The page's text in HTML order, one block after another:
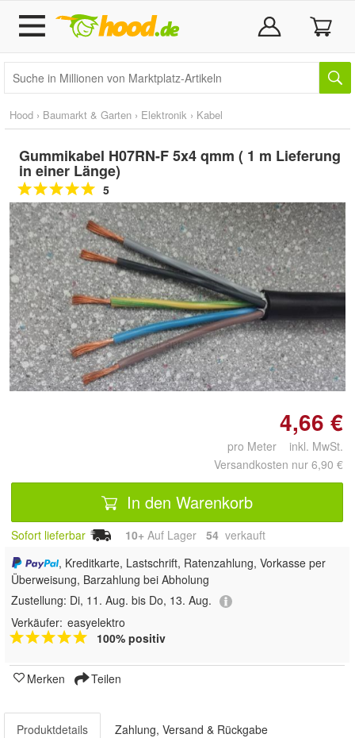
Hood › Baumarkt & Garten › Elektronik › Kabel
Gummikabel H07RN-F 5x4 qmm ( 1 m Lieferung
in einer Länge)
5
Doppelt antippen zum
vergrößern
4,66 €
pro Meter inkl. MwSt.
Versandkosten nur 6,90 €
In den Warenkorb
Sofort lieferbar 10+ Auf Lager 54 verkauft
, Kreditkarte, Lastschrift, Ratenzahlung, Vorkasse per
Überweisung, Barzahlung bei Abholung
Zustellung: Di, 11. Aug. bis Do, 13. Aug.
Verkäufer: easyelektro
100% positiv
Merken Teilen
Produktdetails Zahlung, Versand & Rückgabe